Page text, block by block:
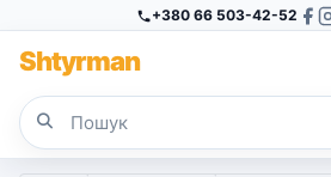
+380 66 503-42-52
Shtyrman